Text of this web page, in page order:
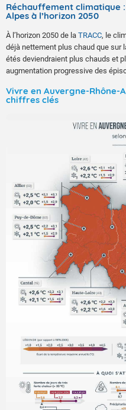
Réchauffement climatique :
Alpes à l’horizon 2050
À l’horizon 2050 de la TRACC, le
déjà nettement plus chaud que sur
étés deviendraient plus chauds et
augmentation progressive des
Vivre en Auvergne-Rhône-
chiffres clés